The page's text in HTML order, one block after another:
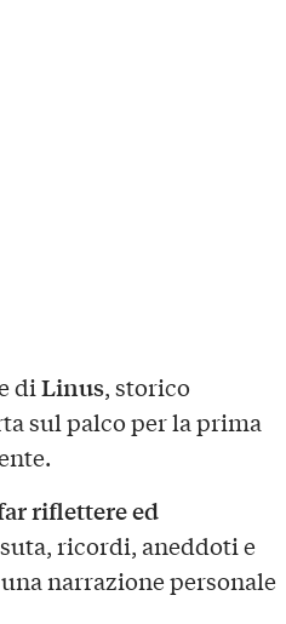
diLinus, storico
sul palco per la prima
riflettere ed
ricordi, aneddoti e
narrazione personale